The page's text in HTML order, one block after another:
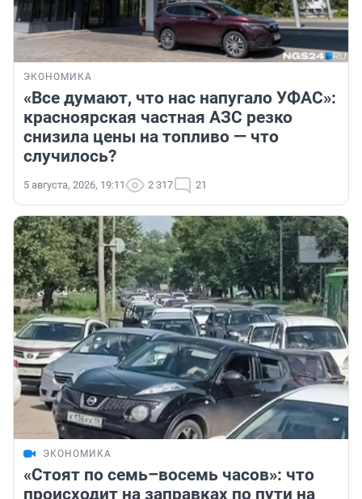
ЭКОНОМИКА
«Все думают, что нас напугало УФАС»:
красноярская частная АЗС резко
снизила цены на топливо — что
случилось?
5 августа, 2026, 19:11 2 317 21
ЭКОНОМИКА
«Стоят по семь–восемь часов»: что
происходит на заправках по пути на